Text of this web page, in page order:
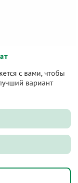
с вами, чтобы
вариант